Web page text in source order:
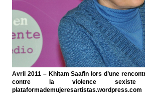
Avril 2011 – Khitam Saafin lors d’une
contre la violence
plataformademujeresartistas.wordpress.com